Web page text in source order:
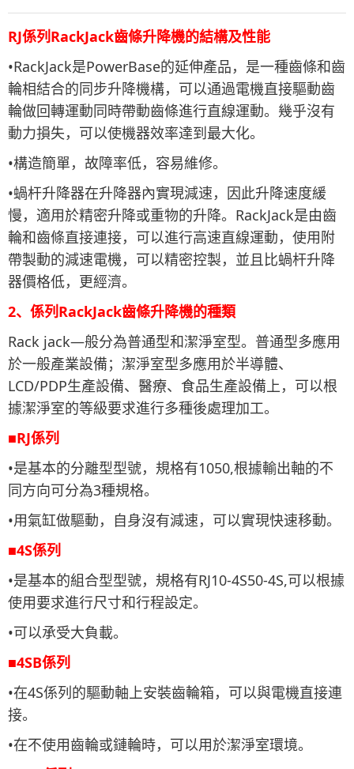
RJ係列RackJack齒條升降機的結構及性能
•RackJack是PowerBase的延伸產品，是一種齒條和齒
輪相結合的同步升降機構，可以通過電機直接驅動齒
輪做回轉運動同時帶動齒條進行直線運動。幾乎沒有
動力損失，可以使機器效率達到最大化。
•構造簡單，故障率低，容易維修。
•蝸杆升降器在升降器內實現減速，因此升降速度緩
慢，適用於精密升降或重物的升降。RackJack是由齒
輪和齒條直接連接，可以進行高速直線運動，使用附
帶製動的減速電機，可以精密控製，並且比蝸杆升降
器價格低，更經濟。
2、係列RackJack齒條升降機的種類
Rack jack—般分為普通型和潔淨室型。普通型多應用
於一般產業設備；潔淨室型多應用於半導體、
LCD/PDP生產設備、醫療、食品生產設備上，可以根
據潔淨室的等級要求進行多種後處理加工。
■RJ係列
•是基本的分離型型號，規格有1050,根據輸出軸的不
同方向可分為3種規格。
•用氣缸做驅動，自身沒有減速，可以實現快速移動。
■4S係列
•是基本的組合型型號，規格有RJ10-4S50-4S,可以根據
使用要求進行尺寸和行程設定。
•可以承受大負載。
■4SB係列
•在4S係列的驅動軸上安裝齒輪箱，可以與電機直接連
接。
•在不使用齒輪或鏈輪時，可以用於潔淨室環境。